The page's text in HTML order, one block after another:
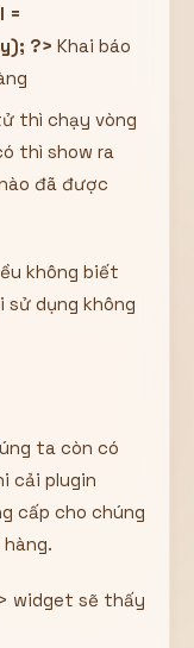
=
?> Khai báo
thì chạy vòng
thì show ra
đã được
không biết
sử dụng không
ta còn có
cải plugin
cấp cho chúng
widget sẽ thấy